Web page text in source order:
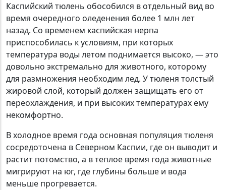
Каспийский тюлень обособился в отдельный вид во
время очередного оледенения более 1 млн лет
назад. Со временем каспийская нерпа
приспособилась к условиям, при которых
температура воды летом поднимается высоко, — это
довольно экстремально для животного, которому
для размножения необходим лед. У тюленя толстый
жировой слой, который должен защищать его от
переохлаждения, и при высоких температурах ему
некомфортно.
В холодное время года основная популяция тюленя
сосредоточена в Северном Каспии, где он выводит и
растит потомство, а в теплое время года животные
мигрируют на юг, где глубины больше и вода
меньше прогревается.